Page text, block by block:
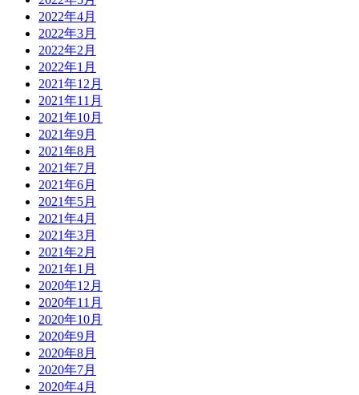
2022年4月
2022年3月
2022年2月
2022年1月
2021年12月
2021年11月
2021年10月
2021年9月
2021年8月
2021年7月
2021年6月
2021年5月
2021年4月
2021年3月
2021年2月
2021年1月
2020年12月
2020年11月
2020年10月
2020年9月
2020年8月
2020年7月
2020年4月